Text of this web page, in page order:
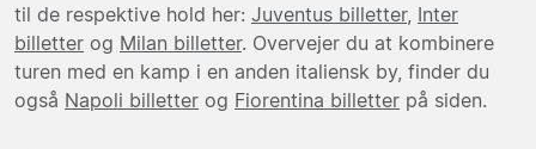
til de respektive hold her: Juventus billetter, Inter
billetter og Milan billetter. Overvejer du at kombinere
turen med en kamp i en anden italiensk by, finder du
også Napoli billetter og Fiorentina billetter på siden.